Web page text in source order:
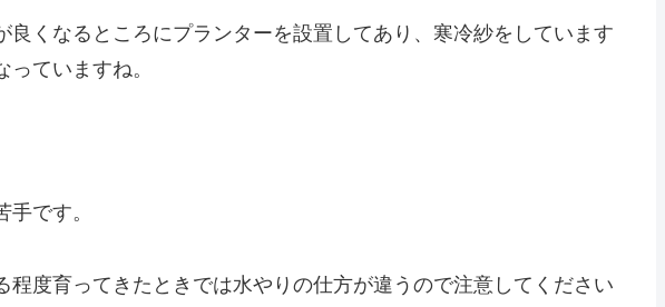
良くなるところにプランターを設置してあり、寒冷紗をしています
ていますね。
です。
程度育ってきたときでは水やりの仕方が違うので注意してください